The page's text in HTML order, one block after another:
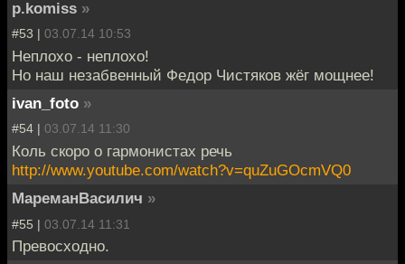
p.komiss »
#53 | 03.07.14 10:53
Неплохо - неплохо!
Но наш незабвенный Федор Чистяков жёг мощнее!
ivan_foto »
#54 | 03.07.14 11:30
Коль скоро о гармонистах речь
http://www.youtube.com/watch?v=quZuGOcmVQ0
МареманВасилич »
#55 | 03.07.14 11:31
Превосходно.